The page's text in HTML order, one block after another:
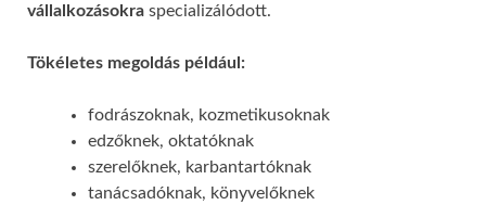
vállalkozásokra specializálódott.
Tökéletes megoldás például:
fodrászoknak, kozmetikusoknak
edzőknek, oktatóknak
szerelőknek, karbantartóknak
tanácsadóknak, könyvelőknek